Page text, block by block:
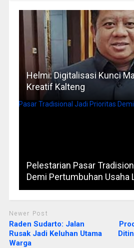
Helmi: Digitalisasi Kunci
Kreatif Kalteng
Pelestarian Pasar
Demi Pertumbuhan Usaha
Newer Post
Raden Sudarto: Jalan
Rusak Jadi Keluhan Utama
Warga